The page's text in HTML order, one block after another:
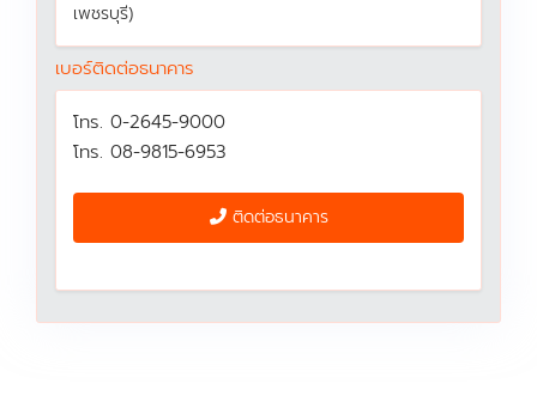
เพชรบุรี)
เบอร์ติดต่อธนาคาร
โทร. 0-2645-9000
โทร. 08-9815-6953
ติดต่อธนาคาร